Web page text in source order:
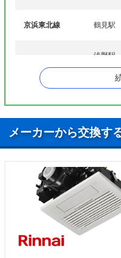
京浜東北線 鶴見駅
浅野駅
駅、鶴
南武線 矢向駅
メーカーから交換す